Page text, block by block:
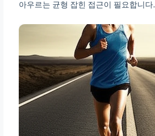
아우르는 균형 잡힌 접근이 필요합니다.